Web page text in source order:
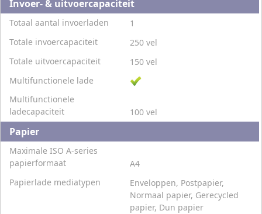
Invoer- & uitvoercapaciteit
Totaal aantal invoerladen
1
Totale invoercapaciteit
250 vel
Totale uitvoercapaciteit
150 vel
Multifunctionele lade
Multifunctionele
ladecapaciteit
100 vel
Papier
Maximale ISO A-series
papierformaat
A4
Papierlade mediatypen
Enveloppen, Postpapier,
Normaal papier, Gerecycled
papier, Dun papier